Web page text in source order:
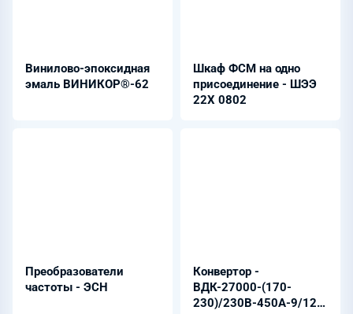
Винилово-эпоксидная
эмаль ВИНИКОР®-62
Шкаф ФСМ на одно
присоединение - ШЭЭ
22Х 0802
Преобразователи
частоты - ЭСН
Конвертор -
ВДК-27000-(170-
230)/230В-450А-9/12-